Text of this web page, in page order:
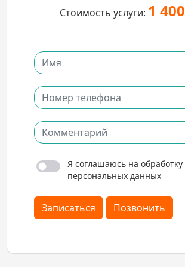
Стоимость услуги: 1 400
Я соглашаюсь на обработку
персональных данных
Записаться Позвонить